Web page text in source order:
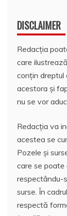
DISCLAIMER
Redacția
care
conțin dreptul
acestora și
nu se vor
Redacția va
acestea se
Pozele și
care se poate
respectându-
surse. În
respectă